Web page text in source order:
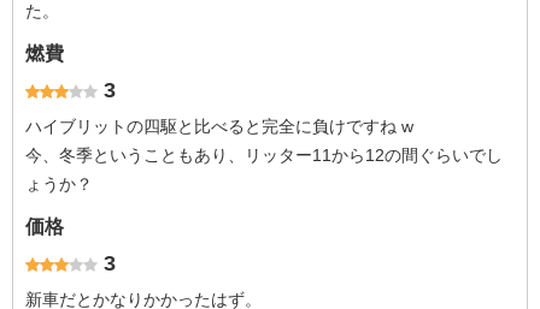
た。
燃費
3
ハイブリットの四駆と比べると完全に負けですね w
今、冬季ということもあり、リッター11から12の間ぐらいでし
ょうか？
価格
3
新車だとかなりかかったはず。